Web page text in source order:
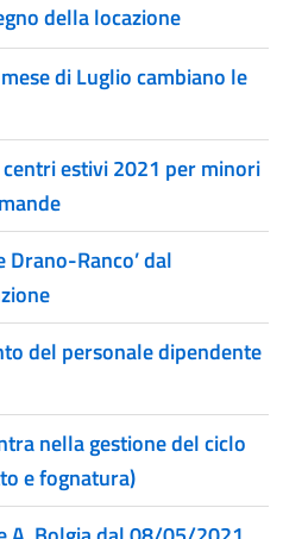
della locazione
di Luglio cambiano le
estivi 2021 per minori
Ranco’ dal
del personale dipendente
nella gestione del ciclo
e fognatura)